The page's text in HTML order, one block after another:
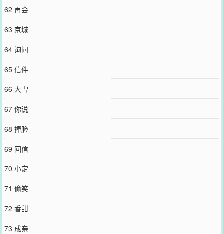
62 再会
63 京城
64 询问
65 信件
66 大雪
67 你说
68 捧脸
69 回信
70 小定
71 偷笑
72 香甜
73 成亲